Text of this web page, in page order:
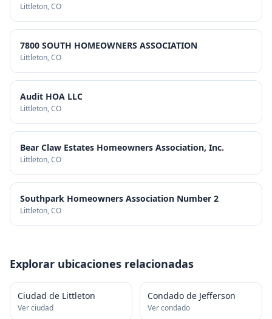
Littleton, CO
7800 SOUTH HOMEOWNERS ASSOCIATION
Littleton, CO
Audit HOA LLC
Littleton, CO
Bear Claw Estates Homeowners Association, Inc.
Littleton, CO
Southpark Homeowners Association Number 2
Littleton, CO
Explorar ubicaciones relacionadas
Ciudad de Littleton
Ver ciudad
Condado de Jefferson
Ver condado